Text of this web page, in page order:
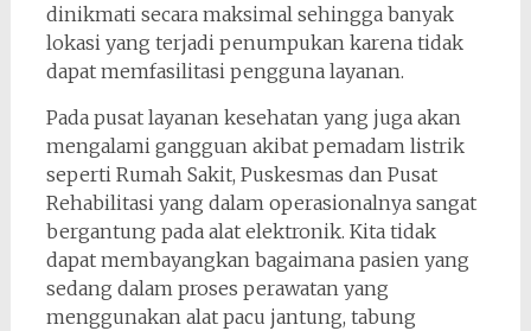
dinikmati secara maksimal sehingga banyak
lokasi yang terjadi penumpukan karena tidak
dapat memfasilitasi pengguna layanan.
Pada pusat layanan kesehatan yang juga akan
mengalami gangguan akibat pemadam listrik
seperti Rumah Sakit, Puskesmas dan Pusat
Rehabilitasi yang dalam operasionalnya sangat
bergantung pada alat elektronik. Kita tidak
dapat membayangkan bagaimana pasien yang
sedang dalam proses perawatan yang
menggunakan alat pacu jantung, tabung